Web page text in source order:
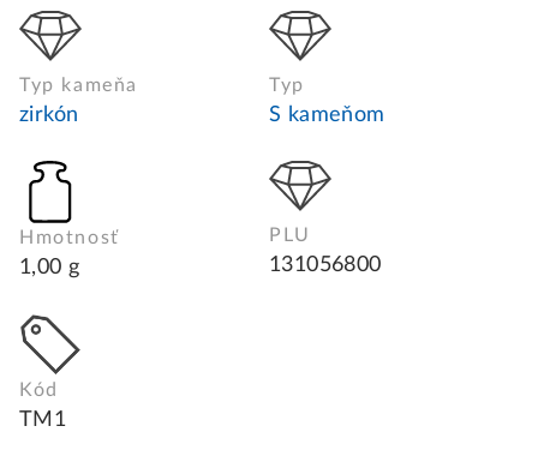
Typ kameňa
zirkón
Typ
S kameňom
Hmotnosť
1,00 g
PLU
131056800
Kód
TM1